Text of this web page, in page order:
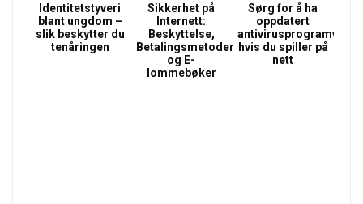
Identitetstyveri
blant ungdom –
slik beskytter du
tenåringen
Sikkerhet på
Internett:
Beskyttelse,
Betalingsmetoder
og E-
lommebøker
Sørg for å ha
oppdatert
antivirusprogramvare
hvis du spiller på
nett